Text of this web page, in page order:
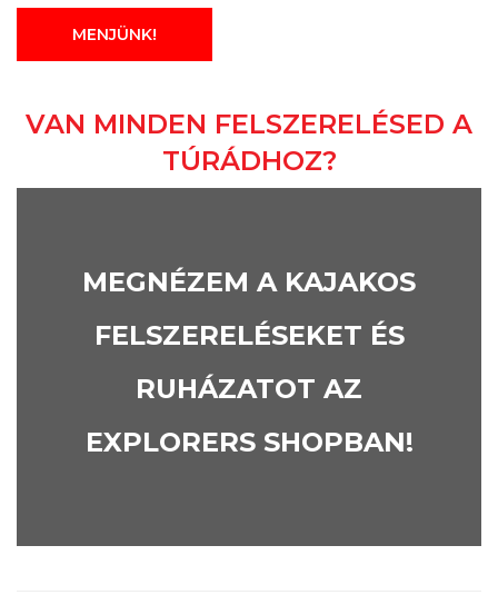
MENJÜNK!
VAN MINDEN FELSZERELÉSED A
TÚRÁDHOZ?
MEGNÉZEM A KAJAKOS
FELSZERELÉSEKET ÉS
RUHÁZATOT AZ
EXPLORERS SHOPBAN!